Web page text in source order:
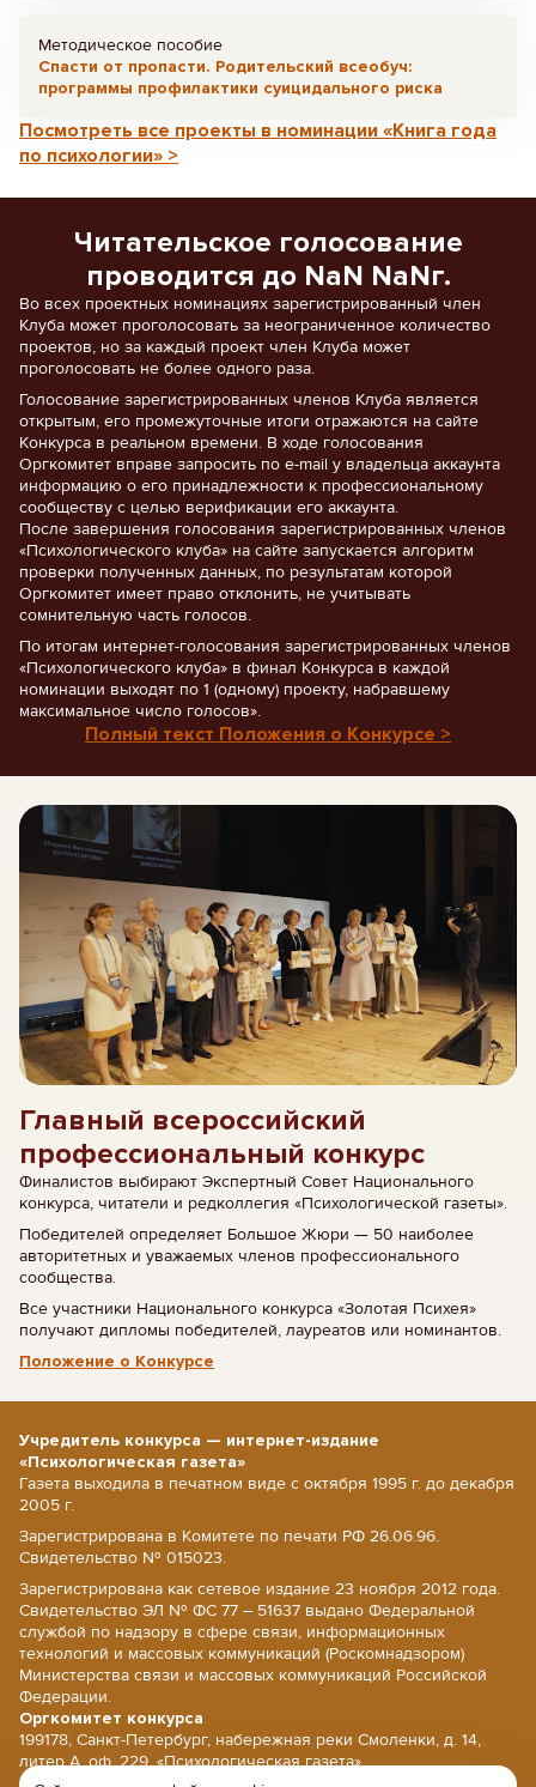
Методическое пособие
Спасти от пропасти. Родительский всеобуч:
программы профилактики суицидального риска
Посмотреть все проекты в номинации «Книга года
по психологии» >
Читательское голосование
проводится до NaN NaNг.
Во всех проектных номинациях зарегистрированный член
Клуба может проголосовать за неограниченное количество
проектов, но за каждый проект член Клуба может
проголосовать не более одного раза.
Голосование зарегистрированных членов Клуба является
открытым, его промежуточные итоги отражаются на сайте
Конкурса в реальном времени. В ходе голосования
Оргкомитет вправе запросить по e-mail у владельца аккаунта
информацию о его принадлежности к профессиональному
сообществу с целью верификации его аккаунта.
После завершения голосования зарегистрированных членов
«Психологического клуба» на сайте запускается алгоритм
проверки полученных данных, по результатам которой
Оргкомитет имеет право отклонить, не учитывать
сомнительную часть голосов.
По итогам интернет-голосования зарегистрированных членов
«Психологического клуба» в финал Конкурса в каждой
номинации выходят по 1 (одному) проекту, набравшему
максимальное число голосов».
Полный текст Положения о Конкурсе >
Главный всероссийский
профессиональный конкурс
Финалистов выбирают Экспертный Совет Национального
конкурса, читатели и редколлегия «Психологической газеты».
Победителей определяет Большое Жюри — 50 наиболее
авторитетных и уважаемых членов профессионального
сообщества.
Все участники Национального конкурса «Золотая Психея»
получают дипломы победителей, лауреатов или номинантов.
Положение о Конкурсе
Учредитель конкурса — интернет-издание
«Психологическая газета»
Газета выходила в печатном виде с октября 1995 г. до декабря
2005 г.
Зарегистрирована в Комитете по печати РФ 26.06.96.
Свидетельство № 015023.
Зарегистрирована как сетевое издание 23 ноября 2012 года.
Свидетельство ЭЛ № ФС 77 – 51637 выдано Федеральной
службой по надзору в сфере связи, информационных
технологий и массовых коммуникаций (Роскомнадзором)
Министерства связи и массовых коммуникаций Российской
Федерации.
Оргкомитет конкурса
199178, Санкт-Петербург, набережная реки Смоленки, д. 14,
литер А, оф. 229, «Психологическая газета».